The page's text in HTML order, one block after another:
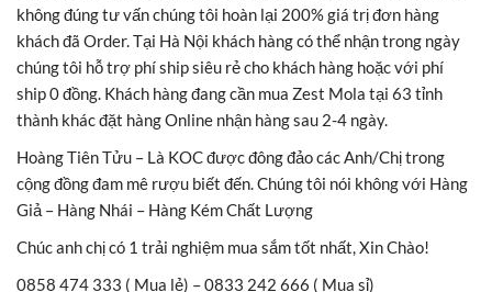
không đúng tư vấn chúng tôi hoàn lại 200% giá trị đơn hàng
khách đã Order. Tại Hà Nội khách hàng có thể nhận trong ngày
chúng tôi hỗ trợ phí ship siêu rẻ cho khách hàng hoặc với phí
ship 0 đồng. Khách hàng đang cần mua Zest Mola tại 63 tỉnh
thành khác đặt hàng Online nhận hàng sau 2-4 ngày.
Hoàng Tiên Tửu – Là KOC được đông đảo các Anh/Chị trong
cộng đồng đam mê rượu biết đến. Chúng tôi nói không với Hàng
Giả – Hàng Nhái – Hàng Kém Chất Lượng
Chúc anh chị có 1 trải nghiệm mua sắm tốt nhất, Xin Chào!
0858 474 333 ( Mua lẻ) – 0833 242 666 ( Mua sỉ)